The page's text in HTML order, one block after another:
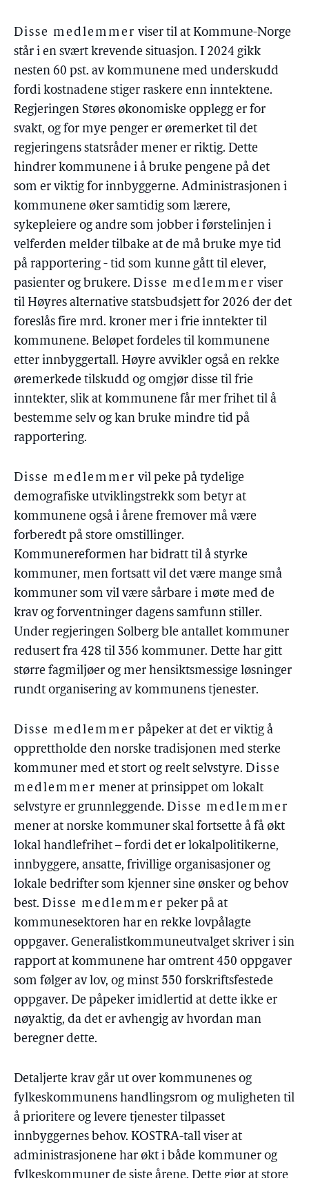
Disse medlemmer viser til at Kommune-Norge
står i en svært krevende situasjon. I 2024 gikk
nesten 60 pst. av kommunene med underskudd
fordi kostnadene stiger raskere enn inntektene.
Regjeringen Støres økonomiske opplegg er for
svakt, og for mye penger er øremerket til det
regjeringens statsråder mener er riktig. Dette
hindrer kommunene i å bruke pengene på det
som er viktig for innbyggerne. Administrasjonen i
kommunene øker samtidig som lærere,
sykepleiere og andre som jobber i førstelinjen i
velferden melder tilbake at de må bruke mye tid
på rapportering - tid som kunne gått til elever,
pasienter og brukere. Disse medlemmer viser
til Høyres alternative statsbudsjett for 2026 der det
foreslås fire mrd. kroner mer i frie inntekter til
kommunene. Beløpet fordeles til kommunene
etter innbyggertall. Høyre avvikler også en rekke
øremerkede tilskudd og omgjør disse til frie
inntekter, slik at kommunene får mer frihet til å
bestemme selv og kan bruke mindre tid på
rapportering.
Disse medlemmer vil peke på tydelige
demografiske utviklingstrekk som betyr at
kommunene også i årene fremover må være
forberedt på store omstillinger.
Kommunereformen har bidratt til å styrke
kommuner, men fortsatt vil det være mange små
kommuner som vil være sårbare i møte med de
krav og forventninger dagens samfunn stiller.
Under regjeringen Solberg ble antallet kommuner
redusert fra 428 til 356 kommuner. Dette har gitt
større fagmiljøer og mer hensiktsmessige løsninger
rundt organisering av kommunens tjenester.
Disse medlemmer påpeker at det er viktig å
opprettholde den norske tradisjonen med sterke
kommuner med et stort og reelt selvstyre. Disse
medlemmer mener at prinsippet om lokalt
selvstyre er grunnleggende. Disse medlemmer
mener at norske kommuner skal fortsette å få økt
lokal handlefrihet – fordi det er lokalpolitikerne,
innbyggere, ansatte, frivillige organisasjoner og
lokale bedrifter som kjenner sine ønsker og behov
best. Disse medlemmer peker på at
kommunesektoren har en rekke lovpålagte
oppgaver. Generalistkommuneutvalget skriver i sin
rapport at kommunene har omtrent 450 oppgaver
som følger av lov, og minst 550 forskriftsfestede
oppgaver. De påpeker imidlertid at dette ikke er
nøyaktig, da det er avhengig av hvordan man
beregner dette.
Detaljerte krav går ut over kommunenes og
fylkeskommunens handlingsrom og muligheten til
å prioritere og levere tjenester tilpasset
innbyggernes behov. KOSTRA-tall viser at
administrasjonene har økt i både kommuner og